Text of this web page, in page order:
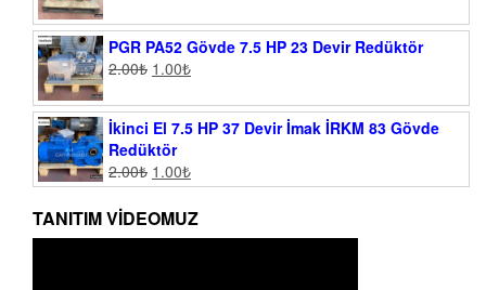
PGR PA52 Gövde 7.5 HP 23 Devir Redüktör
2.00₺ 1.00₺
İkinci El 7.5 HP 37 Devir İmak İRKM 83 Gövde
Redüktör
2.00₺ 1.00₺
TANITIM VIDEOMUZ